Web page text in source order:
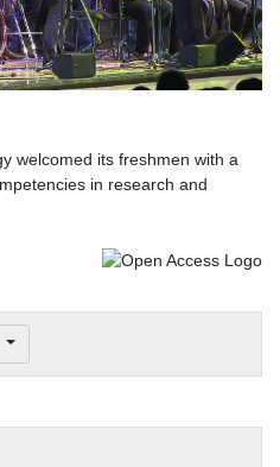
Video
welcomed its freshmen with a
in research and